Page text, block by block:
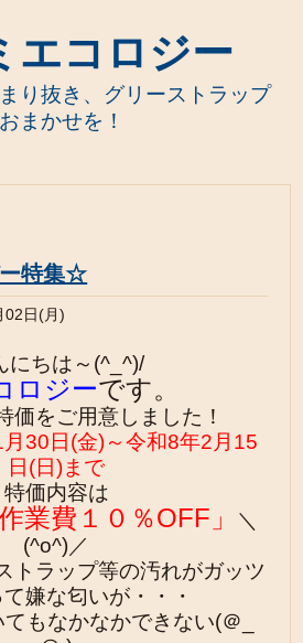
エコロジー
り抜き、グリーストラップ
まかせを！
特集☆
02日(月)
にちは～(^_^)/
ロジーです。
価をご用意しました！
30日(金)～令和8年2月15
日(日)まで
特価内容は
業費１０％OFF」
＼
(^o^)／
トラップ等の汚れがガッツ
嫌な匂いが・・・
もなかなかできない(＠_